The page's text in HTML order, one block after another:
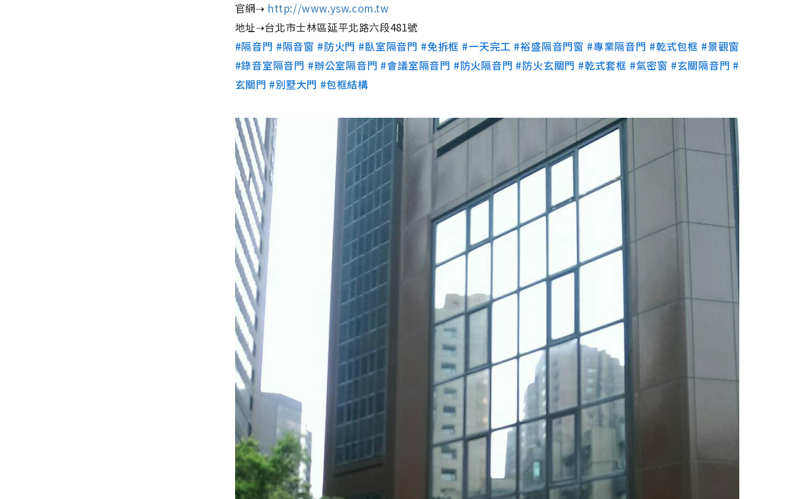
官網⇢ http://www.ysw.com.tw
地址⇢台北市士林區延平北路六段481號
#隔音門 #隔音窗 #防火門 #臥室隔音門 #免拆框 #一天完工 #裕盛隔音門窗 #專業隔音門 #乾式包框 #景觀窗
#錄音室隔音門 #辦公室隔音門 #會議室隔音門 #防火隔音門 #防火玄關門 #乾式套框 #氣密窗 #玄關隔音門 #
玄關門 #別墅大門 #包框結構